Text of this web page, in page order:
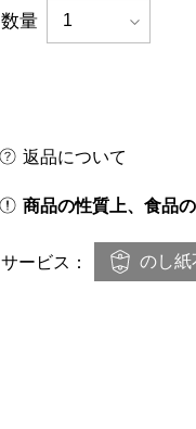
数量
返品について
商品の性質上、食品
サービス： のし紙